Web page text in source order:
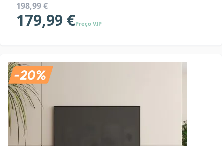
198,99 €
179,99 €Preço VIP